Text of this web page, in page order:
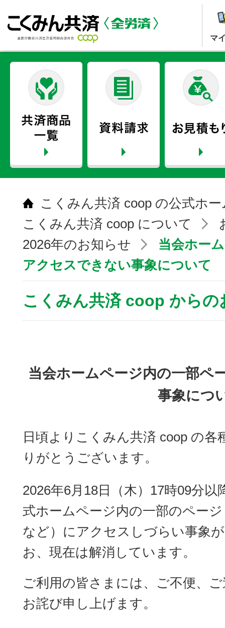
マ
こくみん共済 coop の公式ホ
こくみん共済 coop について
2026年のお知らせ
当会ホー
アクセスできない事象について
こくみん共済 coop からの
当会ホームページ内の一部ペ
事象につ
日頃よりこくみん共済 coop の
りがとうございます。
2026年6月18日（木）17時09分
式ホームページ内の一部のペー
など）にアクセスしづらい事象
お、現在は解消しています。
ご利用の皆さまには、ご不便、
お詫び申し上げます。